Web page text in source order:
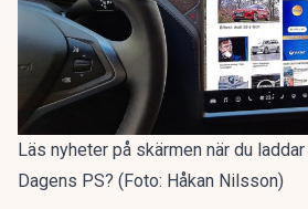
Läs nyheter på skärmen när du
Dagens PS? (Foto: Håkan Nilsson)